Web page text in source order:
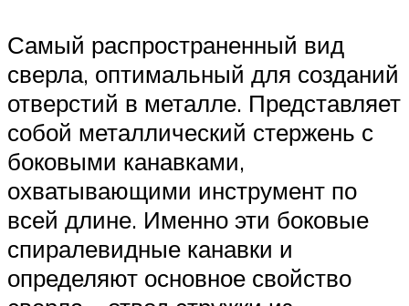
Самый распространенный вид
сверла, оптимальный для созданий
отверстий в металле. Представляет
собой металлический стержень с
боковыми канавками,
охватывающими инструмент по
всей длине. Именно эти боковые
спиралевидные канавки и
определяют основное свойство